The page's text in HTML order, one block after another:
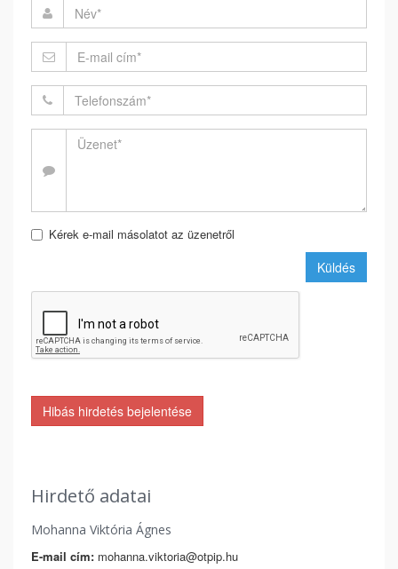
Kérek e-mail másolatot az üzenetről
Küldés
Hibás hirdetés bejelentése
Hirdető adatai
Mohanna Viktória Ágnes
E-mail cím: mohanna.viktoria@otpip.hu